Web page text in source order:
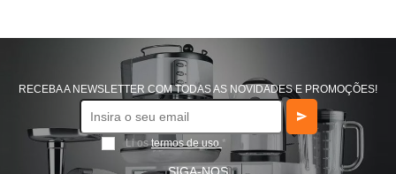
RECEBA A NEWSLETTER COM TODAS AS NOVIDADES E PROMOÇÕES!
Li os termos de uso *
SIGA-NOS